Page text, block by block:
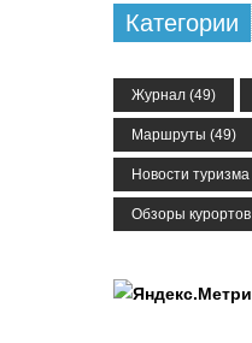
Категории
Журнал (49)
Маршруты (49)
Новости туризма
Обзоры курортов